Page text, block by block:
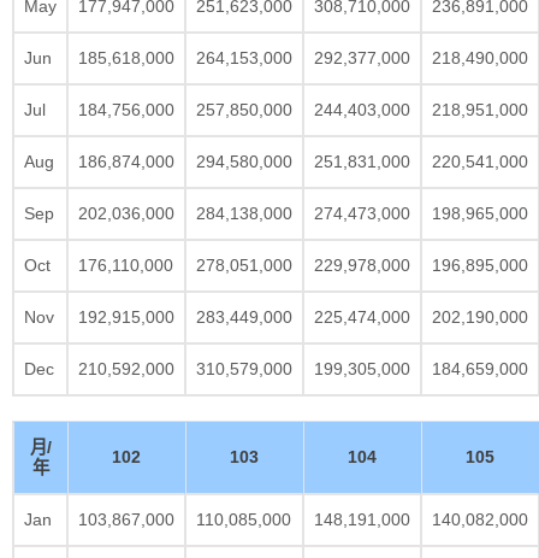
May 177,947,000 251,623,000 308,710,000 236,891,000
Jun 185,618,000 264,153,000 292,377,000 218,490,000
Jul 184,756,000 257,850,000 244,403,000 218,951,000
Aug 186,874,000 294,580,000 251,831,000 220,541,000
Sep 202,036,000 284,138,000 274,473,000 198,965,000
Oct 176,110,000 278,051,000 229,978,000 196,895,000
Nov 192,915,000 283,449,000 225,474,000 202,190,000
Dec 210,592,000 310,579,000 199,305,000 184,659,000
月/
年
102 103 104 105
Jan 103,867,000 110,085,000 148,191,000 140,082,000